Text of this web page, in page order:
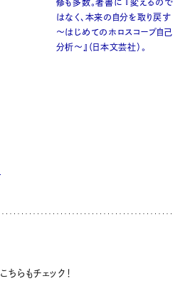
修も多数。著書に 『変えるので
はなく、本来の自分を取り戻す
～はじめてのホロスコープ自己
分析～』（⽇本⽂芸社）。
こちらもチェック！